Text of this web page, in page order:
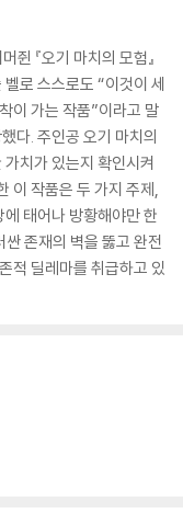
『오기 마치의 모험』
로 스스로도 “이것이 세
이 가는 작품”이라고 말
다. 주인공 오기 마치의
치가 있는지 확인시켜
이 작품은 두 가지 주제,
태어나 방황해야만 한
존재의 벽을 뚫고 완전
적 딜레마를 취급하고 있